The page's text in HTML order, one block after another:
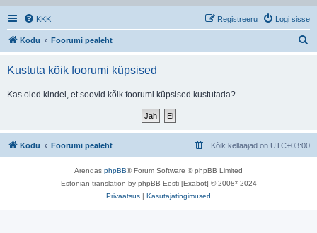
KKK Logi sisse
Registreeru
Kodu Foorumi pealeht
Kustuta kõik foorumi küpsised
Kas oled kindel, et soovid kõik foorumi küpsised kustutada?
Kodu Foorumi pealeht Kõik kellaajad on UTC+03:00
Arendas phpBB® Forum Software © phpBB Limited
Estonian translation by phpBB Eesti [Exabot] © 2008*-2024
Privaatsus | Kasutajatingimused